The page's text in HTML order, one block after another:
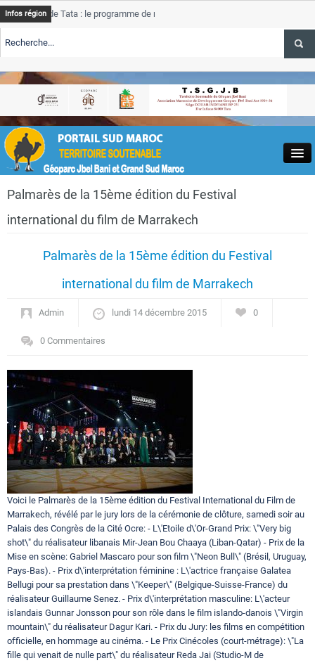
Close
Tourisme
Régions
Hotels
Evenements
Contact
Infos région
de Tata : le programme de rehabilitation post-inondations
TSGJB Tourisme : l’ONMT renforce l’aerien a Dakhla et
Tata
TSGJB Tourisme au Maroc : Transavia renforce les vols Paris-
Palmarès de la 15ème édition du Festival
international du film de Marrakech
Palmarès de la 15ème édition du Festival
international du film de Marrakech
Admin lundi 14 décembre 2015 0
0 Commentaires
Voici le Palmarès de la 15ème édition du Festival International du Film de
Marrakech, révélé par le jury lors de la cérémonie de clôture, samedi soir au
Palais des Congrès de la Cité Ocre: - L\'Etoile d\'Or-Grand Prix: \"Very big
shot\" du réalisateur libanais Mir-Jean Bou Chaaya (Liban-Qatar) - Prix de la
Mise en scène: Gabriel Mascaro pour son film \"Neon Bull\" (Brésil, Uruguay,
Pays-Bas). - Prix d\'interprétation féminine : L\'actrice française Galatea
Bellugi pour sa prestation dans \"Keeper\" (Belgique-Suisse-France) du
réalisateur Guillaume Senez. - Prix d\'interprétation masculine: L\'acteur
islandais Gunnar Jonsson pour son rôle dans le film islando-danois \"Virgin
mountain\" du réalisateur Dagur Kari. - Prix du Jury: les films en compétition
officielle, en hommage au cinéma. - Le Prix Cinécoles (court-métrage): \"La
fille qui venait de nulle part\" du réalisateur Reda Jai (Studio-M de